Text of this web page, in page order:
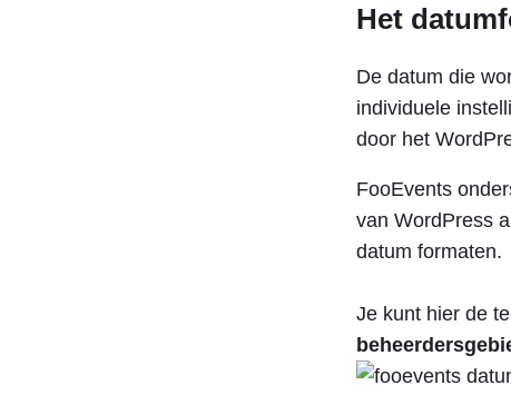
Het
De datum die
individuele
door het
FooEvents
van WordPress
datum formaten.
Je kunt hier de